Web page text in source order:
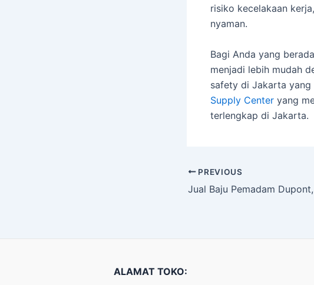
risiko kecelakaan
nyaman.
Bagi Anda yang
menjadi lebih mudah
safety di Jakarta yang
Supply Center yang
terlengkap di Jakarta.
PREVIOUS
ALAMAT TOKO: